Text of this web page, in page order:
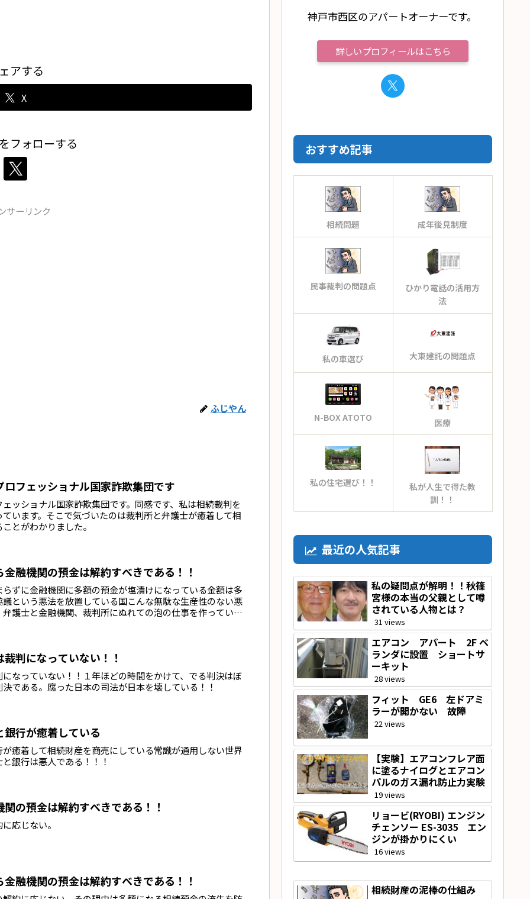
アする
X
フォローする
サーリンク
ふじやん
フェッショナル国家詐欺集団です
ッショナル国家詐欺集団です。同感です、私は相続裁判を
います。そこで気づいたのは裁判所と弁護士が癒着して相
とがわかりました。
融機関の預金は解約すべきである！！
ずに金融機関に多額の預金が塩漬けになっている金額は多
という悪法を放置している国こんな無駄な生産性のない悪
護士と金融機関、裁判所にぬれての泡の仕事を作ってい
判になっていない！！
なっていない！！１年ほどの時間をかけて、でる判決はぼ
である。腐った日本の司法が日本を壊している！！
行が癒着している
癒着して相続財産を商売にしている常識が通用しない世界
銀行は悪人である！！！
の預金は解約すべきである！！
応じない。
融機関の預金は解約すべきである！！
神戸市西区のアパートオーナーです。
詳しいプロフィールはこちら
おすすめ記事
相続問題 成年後見制度
民事裁判の問題点
ひかり電話の活用方
法
私の車選び 大東建託の問題点
N-BOX ATOTO 医療
私の住宅選び！！
私が人生で得た教
訓！！
最近の人気記事
私の疑問点が解明！！秋篠
宮様の本当の父親として噂
されている人物とは？
31 views
エアコン アパート 2F ベ
ランダに設置 ショートサ
ーキット
28 views
フィット GE6 左ドアミ
ラーが開かない 故障
22 views
【実験】エアコンフレア面
に塗るナイログとエアコン
パルのガス漏れ防止力実験
19 views
リョービ(RYOBI) エンジン
チェンソー ES-3035 エン
ジンが掛かりにくい
16 views
相続財産の泥棒の仕組み